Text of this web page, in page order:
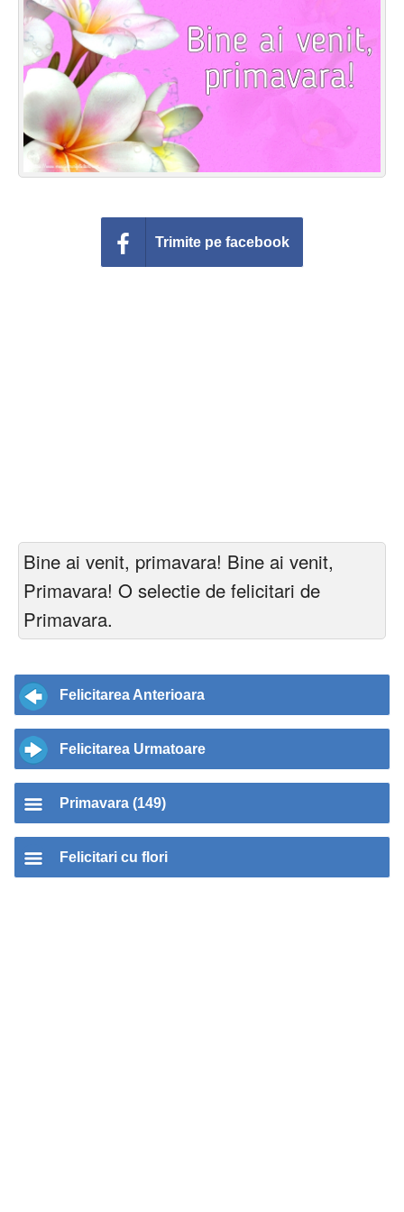
Felicitari zile saptamana
Felicitari muzicale
Felicitari muzicale personalizate
Felicitari animate
Invitatii personalizate
Trimite pe facebook
Bine ai venit, primavara! Bine ai venit,
Primavara! O selectie de felicitari de
Primavara.
Felicitarea Anterioara
Felicitarea Urmatoare
Primavara (149)
Felicitari cu flori